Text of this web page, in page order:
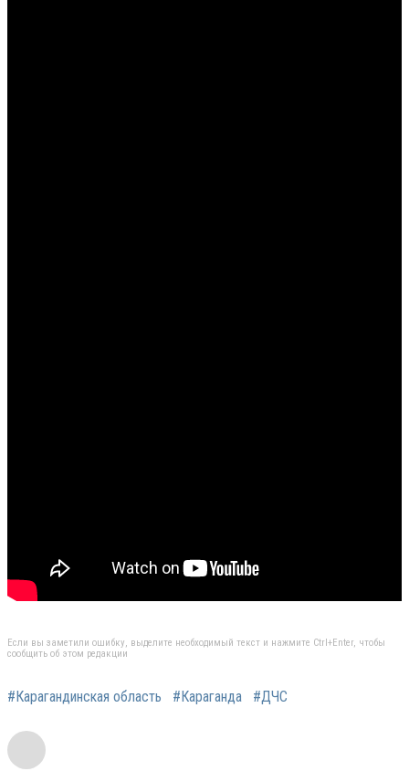
Если вы заметили ошибку, выделите необходимый текст и нажмите Ctrl+Enter, чтобы
сообщить об этом редакции
#Карагандинская область #Караганда #ДЧС